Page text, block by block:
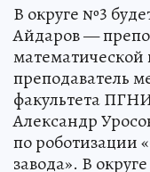
В округе №3
Айдаров —
преподаватель
факультета
Александр
по роботизации
завода». В